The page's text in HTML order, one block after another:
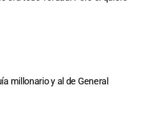
millonario y al de General